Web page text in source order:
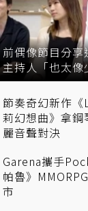
前偶像節目分
主持人「也太像
節奏奇幻新作
莉幻想曲》拿
麗音聲對決
Garena攜手
帕魯》
市